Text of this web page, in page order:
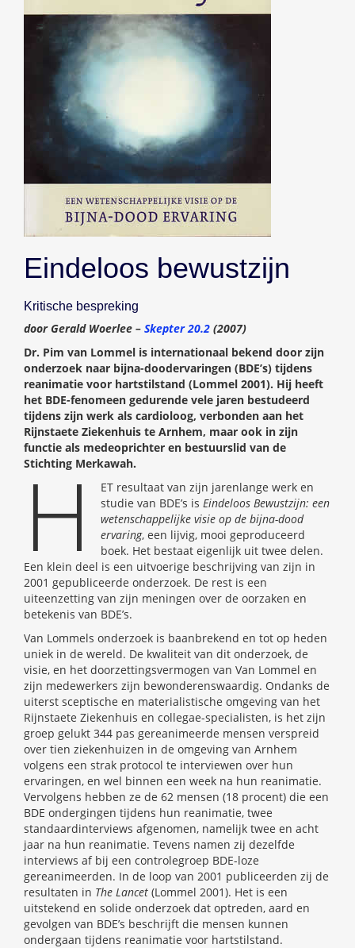
Eindeloos bewustzijn
Kritische bespreking
door Gerald Woerlee – Skepter 20.2 (2007)
Dr. Pim van Lommel is internationaal bekend door zijn
onderzoek naar bijna-doodervaringen (BDE’s) tijdens
reanimatie voor hartstilstand (Lommel 2001). Hij heeft
het BDE-fenomeen gedurende vele jaren bestudeerd
tijdens zijn werk als cardioloog, verbonden aan het
Rijnstaete Ziekenhuis te Arnhem, maar ook in zijn
functie als medeoprichter en bestuurslid van de
Stichting Merkawah.
H
ET resultaat van zijn jarenlange werk en
studie van BDE’s is Eindeloos Bewustzijn: een
wetenschappelijke visie op de bijna-dood
ervaring, een lijvig, mooi geproduceerd
boek. Het bestaat eigenlijk uit twee delen.
Een klein deel is een uitvoerige beschrijving van zijn in
2001 gepubliceerde onderzoek. De rest is een
uiteenzetting van zijn meningen over de oorzaken en
betekenis van BDE’s.
Van Lommels onderzoek is baanbrekend en tot op heden
uniek in de wereld. De kwaliteit van dit onderzoek, de
visie, en het doorzettingsvermogen van Van Lommel en
zijn medewerkers zijn bewonderenswaardig. Ondanks de
uiterst sceptische en materialistische omgeving van het
Rijnstaete Ziekenhuis en collegae-specialisten, is het zijn
groep gelukt 344 pas gereanimeerde mensen verspreid
over tien ziekenhuizen in de omgeving van Arnhem
volgens een strak protocol te interviewen over hun
ervaringen, en wel binnen een week na hun reanimatie.
Vervolgens hebben ze de 62 mensen (18 procent) die een
BDE ondergingen tijdens hun reanimatie, twee
standaardinterviews afgenomen, namelijk twee en acht
jaar na hun reanimatie. Tevens namen zij dezelfde
interviews af bij een controlegroep BDE-loze
gereanimeerden. In de loop van 2001 publiceerden zij de
resultaten in The Lancet (Lommel 2001). Het is een
uitstekend en solide onderzoek dat optreden, aard en
gevolgen van BDE’s beschrijft die mensen kunnen
ondergaan tijdens reanimatie voor hartstilstand.